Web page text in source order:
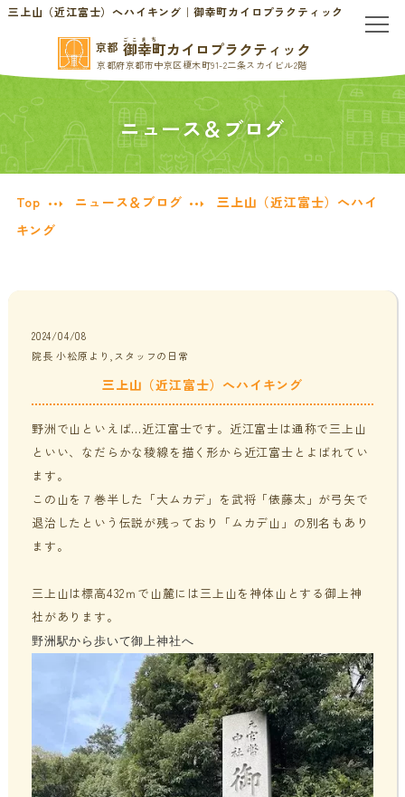
三上山（近江富士）へハイキング｜御幸町カイロプラクティック
京都 ごこまち
御幸町カイロプラクティック
京都府京都市中京区榎木町91-2二条スカイビル2階
TOP
当院のご案内
初めての方へ
慢性的な頭痛・首こり
腰痛・ぎっくり腰
貧血・低血糖・疲れやすさ
オフィスワークの体の悩み
年齢とともに変わる体調サポート
血液検査でわかるあなたの健康サイン
患者様の声
分子栄養学/オーソモレキュラー
分子整合栄養医学／オーソモレキュラーとは
分子整合栄養医学／オーソモレキュラーの血液検査と栄養療法
の流れ
はじめての栄養相談はこちら
分子整合栄養医学を勉強したい方に
提携医療機関
ニュース＆ブログ
Top ニュース＆ブログ
三上山（近江富士）へハイ
キング
2024/04/08
院長 小松原より,スタッフの日常
三上山（近江富士）へハイキング
野洲で山といえば…近江富士です。近江富士は通称で三上山
といい、 なだらかな稜線を描く形から近江富士とよばれてい
ます。
この山を７巻半した「大ムカデ」を武将「俵藤太」が弓矢で
退治したという伝説が残っており「ムカデ山」の別名もあり
ます。
三上山は標高432ｍで 山麓には三上山を神体山とする御上神
社があります。
野洲駅から歩いて御上神社へ